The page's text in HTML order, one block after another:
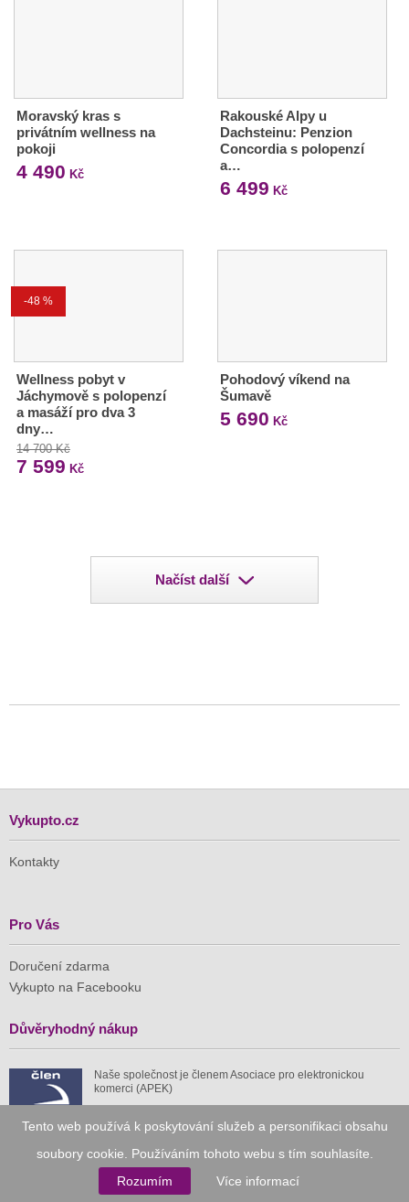
Tento web používá k poskytování služeb a personifikaci obsahu
soubory cookie. Používáním tohoto webu s tím souhlasíte.
Rozumím
Více informací
Moravský kras s
privátním wellness na
pokoji
4 490 Kč
Rakouské Alpy u
Dachsteinu: Penzion
Concordia s polopenzí
a…
6 499 Kč
-48 %
Wellness pobyt v
Jáchymově s polopenzí
a masáží pro dva 3
dny…
14 700 Kč
7 599 Kč
Pohodový víkend na
Šumavě
5 690 Kč
Načíst další
Vykupto.cz
Kontakty
Pro Vás
Doručení zdarma
Vykupto na Facebooku
Důvěryhodný nákup
Naše společnost je členem Asociace pro elektronickou
komerci (APEK)